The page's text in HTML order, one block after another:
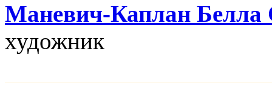
Маневич-Каплан Белла
художник